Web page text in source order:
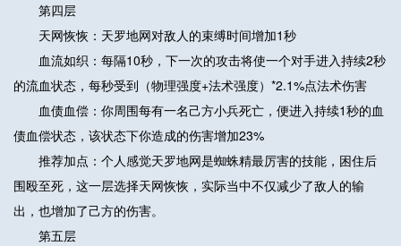
第四层
天网恢恢：天罗地网对敌人的束缚时间增加1秒
血流如织：每隔10秒，下一次的攻击将使一个对手进入持续2秒
的流血状态，每秒受到（物理强度+法术强度）*2.1%点法术伤害
血债血偿：你周围每有一名己方小兵死亡，便进入持续1秒的血
债血偿状态，该状态下你造成的伤害增加23%
推荐加点：个人感觉天罗地网是蜘蛛精最厉害的技能，困住后
围殴至死，这一层选择天网恢恢，实际当中不仅减少了敌人的输
出，也增加了己方的伤害。
第五层